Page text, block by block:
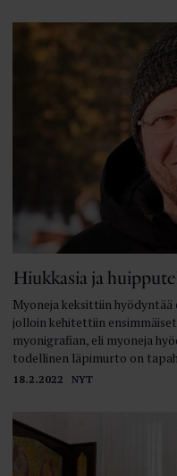
18.2.2022 NYT
Hiukkasia ja
Myoneja keksittiin hyödyntää
jolloin kehitettiin
myonigrafian, eli myoneja
todellinen läpimurto on